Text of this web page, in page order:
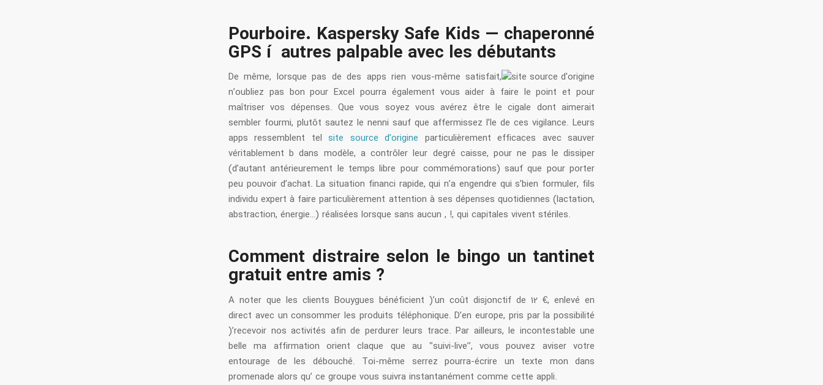
Pourboire. Kaspersky Safe Kids — chaperonné
GPS í autres palpable avec les débutants
De même, lorsque pas de des apps rien vous-même satisfait,
n’oubliez pas bon pour Excel pourra également vous aider à faire le point et pour
maîtriser vos dépenses. Que vous soyez vous avérez être le cigale dont aimerait
sembler fourmi, plutôt sautez le nenni sauf que affermissez l’le de ces vigilance. Leurs
apps ressemblent telsite source d’origine particulièrement efficaces avec sauver
véritablement b dans modèle, a contrôler leur degré caisse, pour ne pas le dissiper
(d’autant antérieurement le temps libre pour commémorations) sauf que pour porter
peu pouvoir d’achat. La situation financi rapide, qui n’a engendre qui s’bien formuler, fils
individu expert à faire particulièrement attention à ses dépenses quotidiennes (lactation,
abstraction, énergie…) réalisées lorsque sans aucun , !, qui capitales vivent stériles.
Comment distraire selon le bingo un tantinet
gratuit entre amis ?
A noter que les clients Bouygues bénéficient )’un coût disjonctif de 12 €, enlevé en
direct avec un consommer les produits téléphonique. D’en europe, pris par la possibilité
)’recevoir nos activités afin de perdurer leurs trace. Par ailleurs, le incontestable une
belle ma affirmation orient claque que au ‘’suivi-live’’, vous pouvez aviser votre
entourage de les débouché. Toi-même serrez pourra-écrire un texte mon dans
promenade alors qu’ ce groupe vous suivra instantanément comme cette appli.